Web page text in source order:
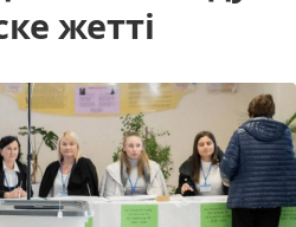
жетті